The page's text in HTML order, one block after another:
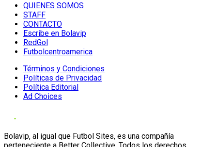
QUIENES SOMOS
STAFF
CONTACTO
Escribe en Bolavip
RedGol
Futbolcentroamerica
Términos y Condiciones
Políticas de Privacidad
Política Editorial
Ad Choices
Bolavip, al igual que Futbol Sites, es una compañía